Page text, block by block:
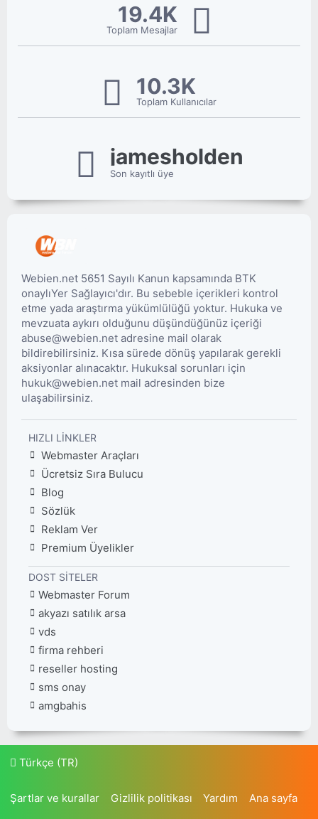
19.4K
Toplam Mesajlar
10.3K
Toplam Kullanıcılar
jamesholden
Son kayıtlı üye
Webien.net 5651 Sayılı Kanun kapsamında BTK
onaylıYer Sağlayıcı'dır. Bu sebeble içerikleri kontrol
etme yada araştırma yükümlülüğü yoktur. Hukuka ve
mevzuata aykırı olduğunu düşündüğünüz içeriği
abuse@webien.net adresine mail olarak
bildirebilirsiniz. Kısa sürede dönüş yapılarak gerekli
aksiyonlar alınacaktır. Hukuksal sorunları için
hukuk@webien.net mail adresinden bize
ulaşabilirsiniz.
HIZLI LINKLER
Webmaster Araçları
Ücretsiz Sıra Bulucu
Blog
Sözlük
Reklam Ver
Premium Üyelikler
DOST SITELER
Webmaster Forum
akyazı satılık arsa
vds
firma rehberi
reseller hosting
sms onay
amgbahis
Türkçe (TR)
Şartlar ve kurallar Gizlilik politikası Yardım Ana sayfa